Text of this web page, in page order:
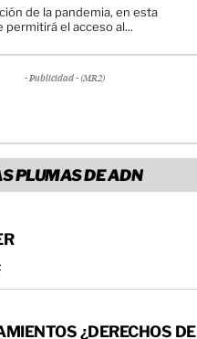
de la pandemia, en esta
permitirá el acceso al...
- Publicidad - (MR2)
PLUMAS DE ADN
¿DERECHOS DE